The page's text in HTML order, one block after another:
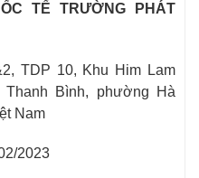
TẾ TRƯỜNG PHÁT
TDP 10, Khu Him Lam
Bình, phường Hà
Nam
2023